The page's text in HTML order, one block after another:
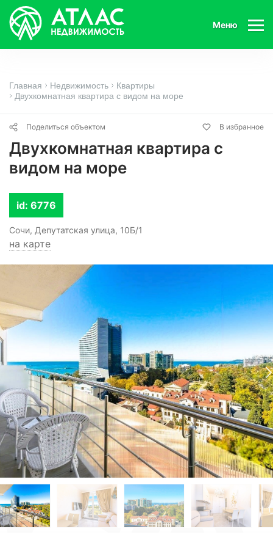
Меню
Главная Недвижимость
Квартиры
Двухкомнатная квартира с видом на море
Поделиться объектом В избранное
Двухкомнатная квартира с
видом на море
id: 6776
Сочи, Депутатская улица, 10Б/1
на карте